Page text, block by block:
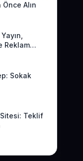
Alın
Reklam
Sokak
Teklif